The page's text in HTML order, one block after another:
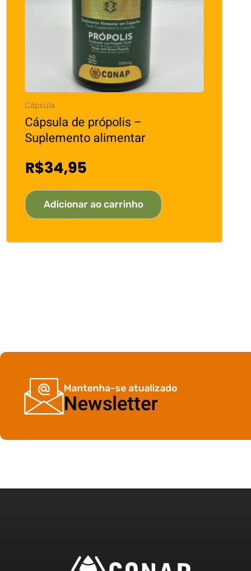
Cápsula
Cápsula de própolis –
Suplemento alimentar
R$34,95
Adicionar ao carrinho
Mantenha-se atualizado
Newsletter